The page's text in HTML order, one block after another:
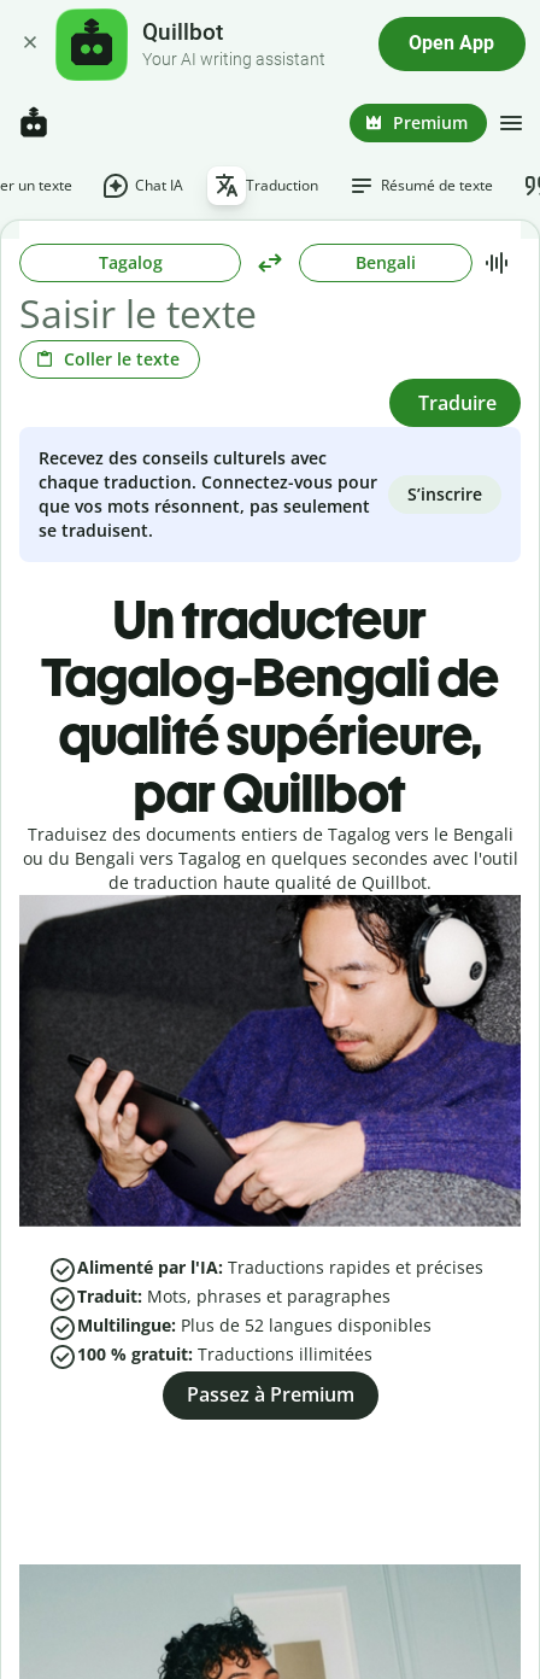
Quillbot
Your AI writing assistant
Open App
Premium
un texte Chat IA Traduction Résumé de texte
Tagalog Bengali
Coller le texte
Traduire
Recevez des conseils culturels avec
chaque traduction. Connectez-vous pour
que vos mots résonnent, pas seulement
se traduisent.
S’inscrire
Un traducteur
Tagalog-Bengali de
qualité supérieure,
par Quillbot
Traduisez des documents entiers de Tagalog vers le Bengali
ou du Bengali vers Tagalog en quelques secondes avec l'outil
de traduction haute qualité de Quillbot.
Alimenté par l'IA: Traductions rapides et précises
Traduit: Mots, phrases et paragraphes
Multilingue: Plus de 52 langues disponibles
100 % gratuit: Traductions illimitées
Passez à Premium